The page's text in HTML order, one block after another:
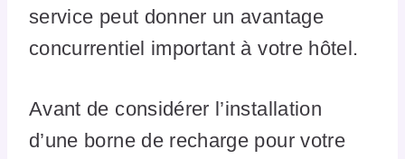
service peut donner un avantage
concurrentiel important à votre hôtel.
Avant de considérer l’installation
d’une borne de recharge pour votre